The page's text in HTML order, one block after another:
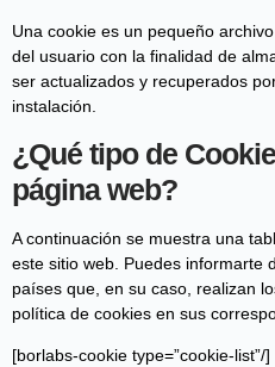
Una cookie es un pequeño
del usuario con la finalidad de
ser actualizados y recuperados
instalación.
¿Qué tipo de
página web?
A continuación se muestra una
este sitio web. Puedes informarte
países que, en su caso, realizan
política de cookies en sus
[borlabs-cookie type=”cookie-list”/]